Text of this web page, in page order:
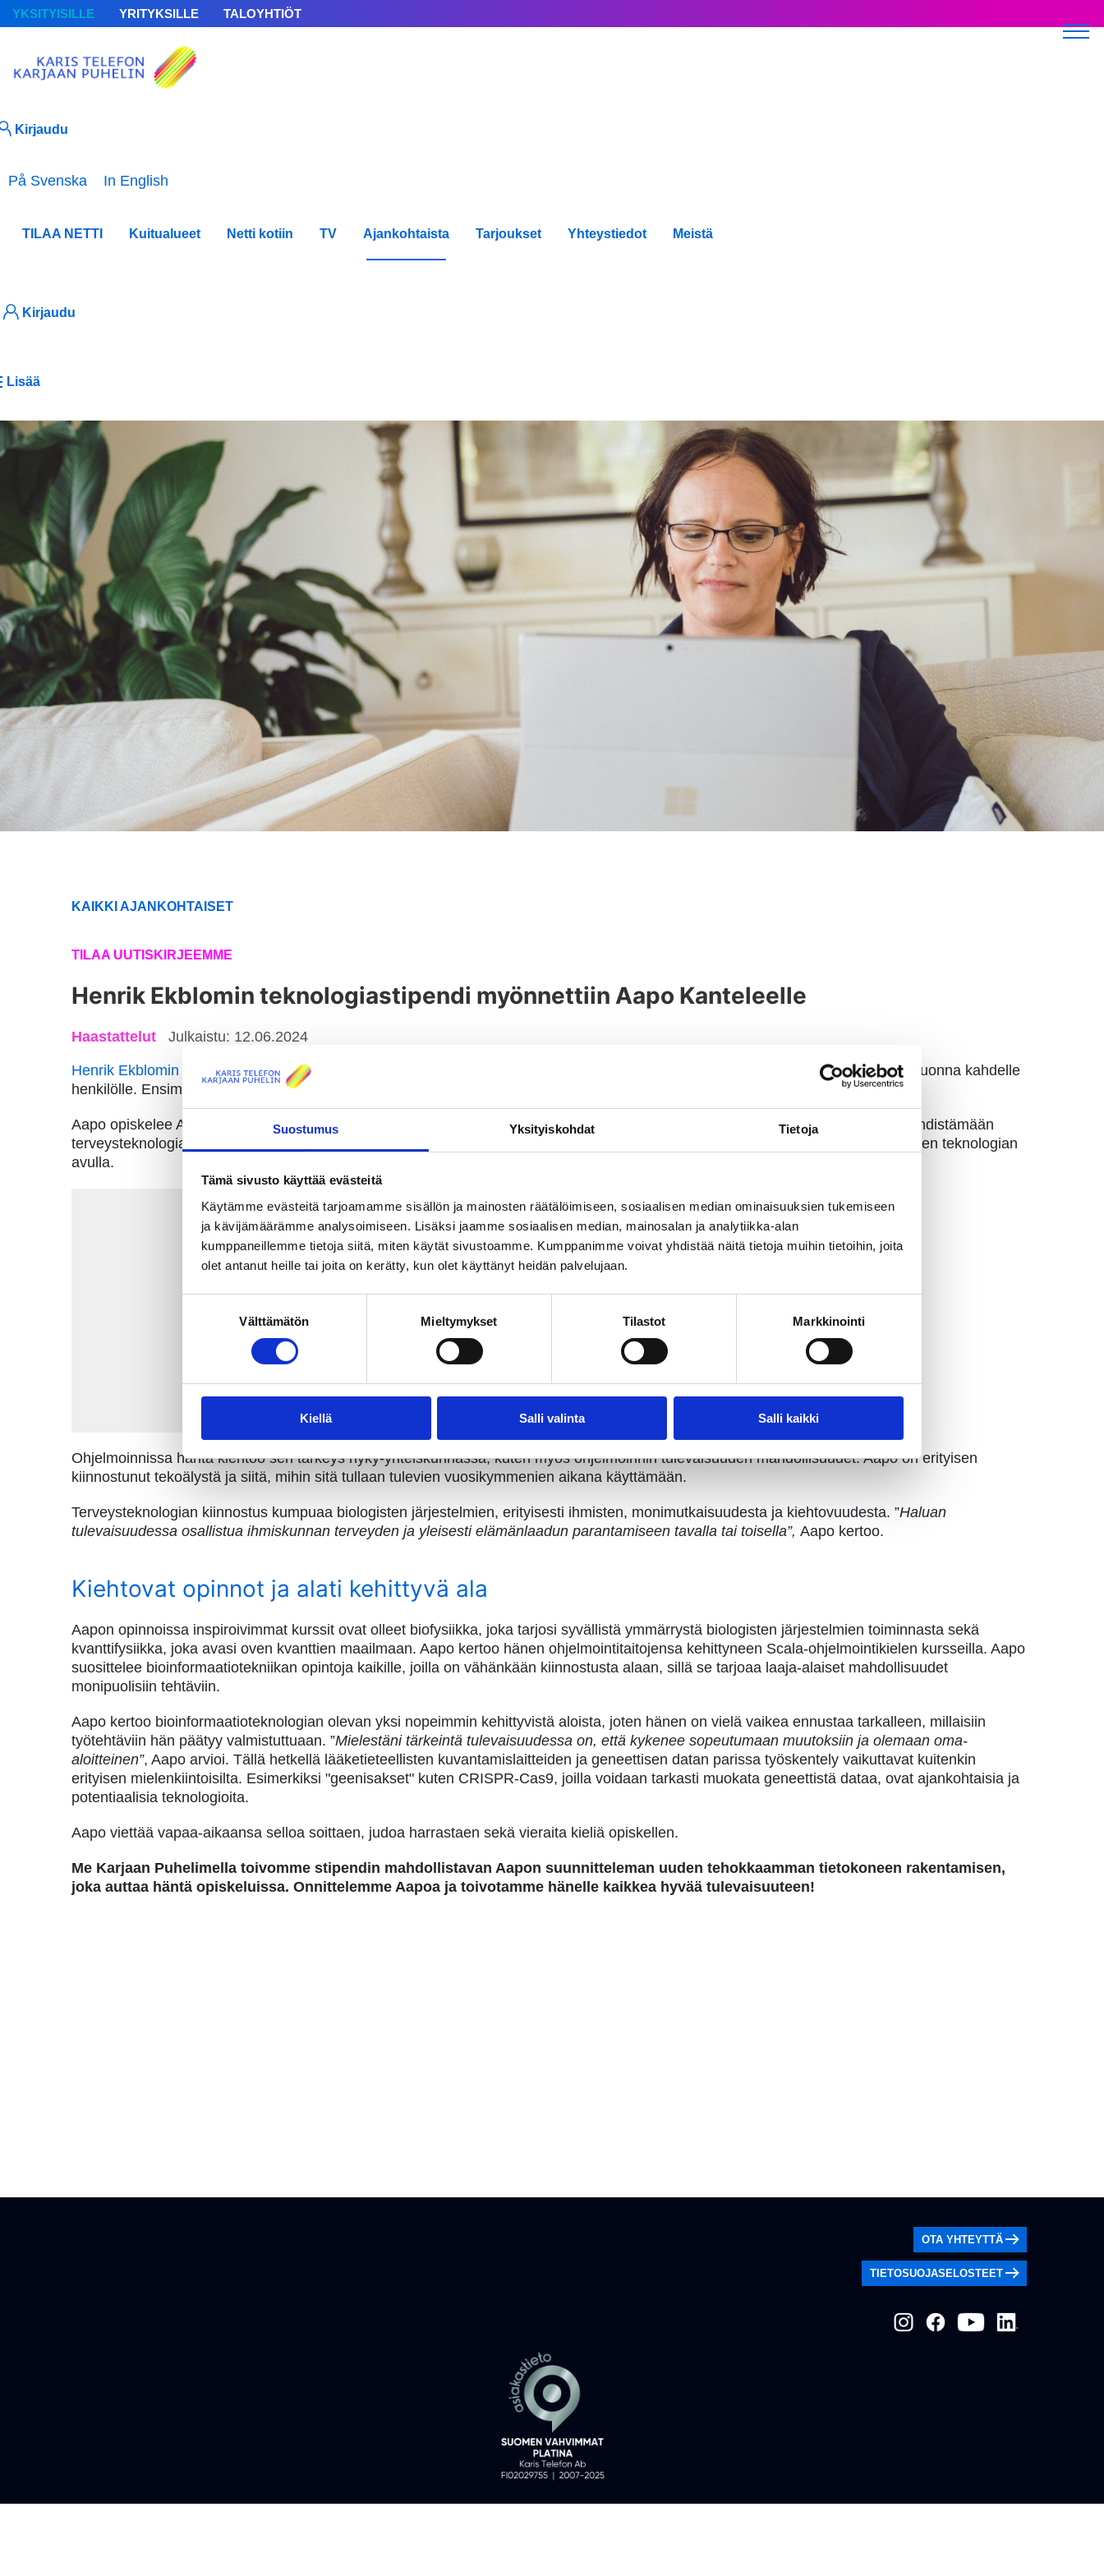
Suostumus Yksityiskohdat Tietoja
Tämä sivusto käyttää evästeitä
Käytämme evästeitä tarjoamamme sisällön ja mainosten räätälöimiseen, sosiaalisen median ominaisuuksien tukemiseen
ja kävijämäärämme analysoimiseen. Lisäksi jaamme sosiaalisen median, mainosalan ja analytiikka-alan
kumppaneillemme tietoja siitä, miten käytät sivustoamme. Kumppanimme voivat yhdistää näitä tietoja muihin tietoihin, joita
olet antanut heille tai joita on kerätty, kun olet käyttänyt heidän palvelujaan.
Välttämätön Mieltymykset Tilastot Markkinointi
Kiellä Salli valinta Salli kaikki
YKSITYISILLE YRITYKSILLE TALOYHTIÖT
Kirjaudu
Valitse kieli
På Svenska In English
TILAA NETTI Kuitualueet Netti kotiin TV Ajankohtaista Tarjoukset Yhteystiedot Meistä
Kirjaudu
Lisää
KAIKKI AJANKOHTAISET
TILAA UUTISKIRJEEMME
Haastattelut
Henrik Ekblomin teknologiastipendi myönnettiin Aapo Kanteleelle
Haastattelut Julkaistu: 12.06.2024
Henrik Ekblomin teknologiastipendi, jonka tarkoituksena on edistää alueen innovatiivista teknologista kehitystä, myönnettiin tänä vuonna kahdelle
henkilölle. Ensimmäisenä esittelemme Karjaalla lapsuutensa viettäneen Aapo Kanteleen.
Aapo opiskelee Aalto yliopistossa bioinformaatioteknologiaa. Hän valitsi tämän opintosuuntauksen, koska sen kautta hän pystyy yhdistämään
terveysteknologian, ohjelmoinnin sekä neurologian opinnot. Aapon intohimona on ihmisten terveyden ja elämänlaadun parantaminen teknologian
avulla.
Ohjelmoinnissa häntä kiehtoo sen tärkeys nyky-yhteiskunnassa, kuten myös ohjelmoinnin tulevaisuuden mahdollisuudet. Aapo on erityisen
kiinnostunut tekoälystä ja siitä, mihin sitä tullaan tulevien vuosikymmenien aikana käyttämään.
Terveysteknologian kiinnostus kumpuaa biologisten järjestelmien, erityisesti ihmisten, monimutkaisuudesta ja kiehtovuudesta. ”Haluan
tulevaisuudessa osallistua ihmiskunnan terveyden ja yleisesti elämänlaadun parantamiseen tavalla tai toisella”, Aapo kertoo.
Kiehtovat opinnot ja alati kehittyvä ala
Aapon opinnoissa inspiroivimmat kurssit ovat olleet biofysiikka, joka tarjosi syvällistä ymmärrystä biologisten järjestelmien toiminnasta sekä
kvanttifysiikka, joka avasi oven kvanttien maailmaan. Aapo kertoo hänen ohjelmointitaitojensa kehittyneen Scala-ohjelmointikielen kursseilla. Aapo
suosittelee bioinformaatiotekniikan opintoja kaikille, joilla on vähänkään kiinnostusta alaan, sillä se tarjoaa laaja-alaiset mahdollisuudet
monipuolisiin tehtäviin.
Aapo kertoo bioinformaatioteknologian olevan yksi nopeimmin kehittyvistä aloista, joten hänen on vielä vaikea ennustaa tarkalleen, millaisiin
työtehtäviin hän päätyy valmistuttuaan. ”Mielestäni tärkeintä tulevaisuudessa on, että kykenee sopeutumaan muutoksiin ja olemaan oma-
aloitteinen”, Aapo arvioi. Tällä hetkellä lääketieteellisten kuvantamislaitteiden ja geneettisen datan parissa työskentely vaikuttavat kuitenkin
erityisen mielenkiintoisilta. Esimerkiksi "geenisakset" kuten CRISPR-Cas9, joilla voidaan tarkasti muokata geneettistä dataa, ovat ajankohtaisia ja
potentiaalisia teknologioita.
Aapo viettää vapaa-aikaansa selloa soittaen, judoa harrastaen sekä vieraita kieliä opiskellen.
Me Karjaan Puhelimella toivomme stipendin mahdollistavan Aapon suunnitteleman uuden tehokkaamman tietokoneen rakentamisen,
joka auttaa häntä opiskeluissa. Onnittelemme Aapoa ja toivotamme hänelle kaikkea hyvää tulevaisuuteen!
OTA YHTEYTTÄ
TIETOSUOJASELOSTEET